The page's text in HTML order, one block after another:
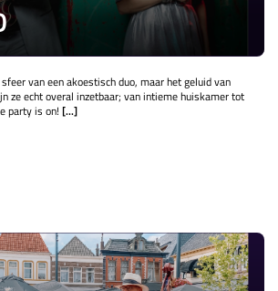
van een akoestisch duo, maar het geluid van
ze echt overal inzetbaar; van intieme huiskamer tot
party is on! [...]